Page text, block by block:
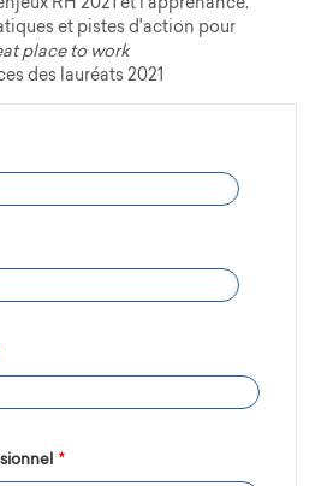
et pistes d'action pour
place to work
des lauréats 2021
*